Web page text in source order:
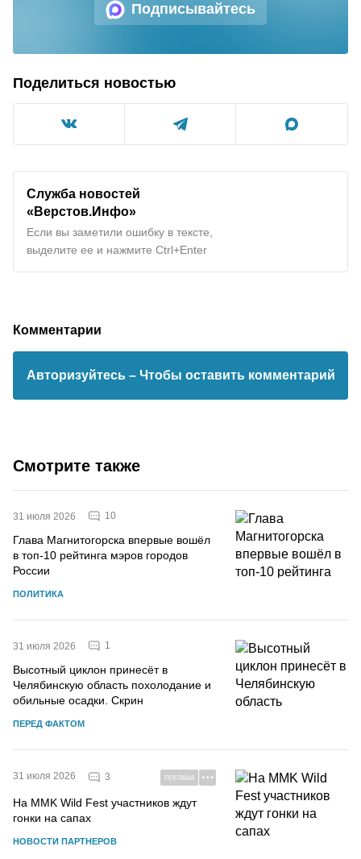
Подписывайтесь
Поделиться новостью
Служба новостей
«Верстов.Инфо»
Если вы заметили ошибку в тексте,
выделите ее и нажмите Ctrl+Enter
Комментарии
Авторизуйтесь – Чтобы оставить комментарий
Смотрите также
31 июля 2026 10
Глава Магнитогорска впервые вошёл
в топ-10 рейтинга мэров городов
России
ПОЛИТИКА
31 июля 2026 1
Высотный циклон принесёт в
Челябинскую область похолодание и
обильные осадки. Скрин
ПЕРЕД ФАКТОМ
31 июля 2026 3 РЕКЛАМА
На MMK Wild Fest участников ждут
гонки на сапах
НОВОСТИ ПАРТНЕРОВ